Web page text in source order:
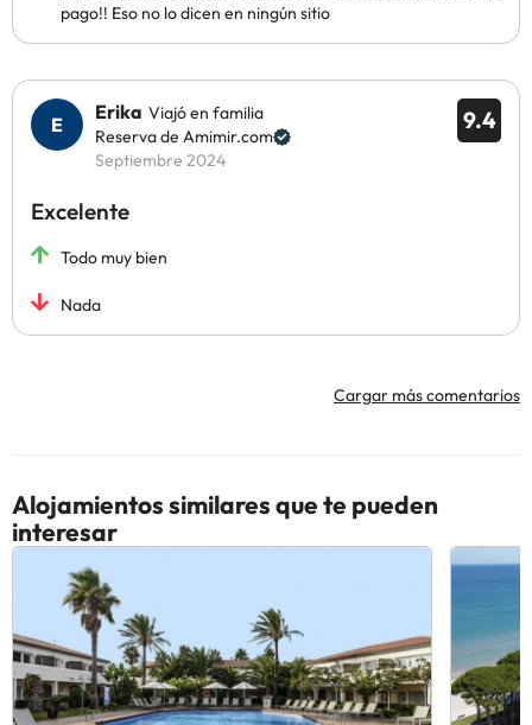
pago!! Eso no lo dicen en ningún sitio
9.4
Erika Viajó en familia
Reserva de Amimir.com
Septiembre 2024
Excelente
Todo muy bien
Nada
Cargar más comentarios
Alojamientos similares que te pueden
interesar